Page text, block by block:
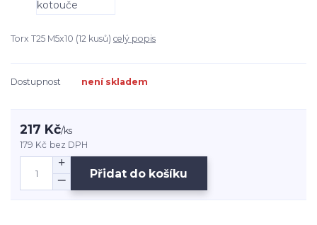
Torx T25 M5x10 (12 kusů) celý popis
Dostupnost není skladem
217 Kč/ks
179 Kč bez DPH
Přidat do košíku